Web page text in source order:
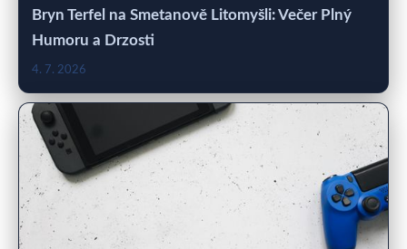
Bryn Terfel na Smetanově Litomyšli: Večer Plný
Humoru a Drzosti
4. 7. 2026